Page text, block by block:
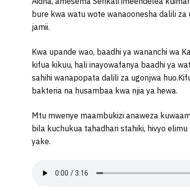
bure kwa watu wote wanaoonesha dalili
jamii.
Kwa upande wao, baadhi ya wananchi wa
kifua kikuu, hali inayowafanya baadhi ya
sahihi wanapopata dalili za ugonjwa
bakteria na husambaa kwa njia ya hewa.
Mtu mwenye maambukizi anaweza
bila kuchukua tahadhari stahiki, hivyo
yake.